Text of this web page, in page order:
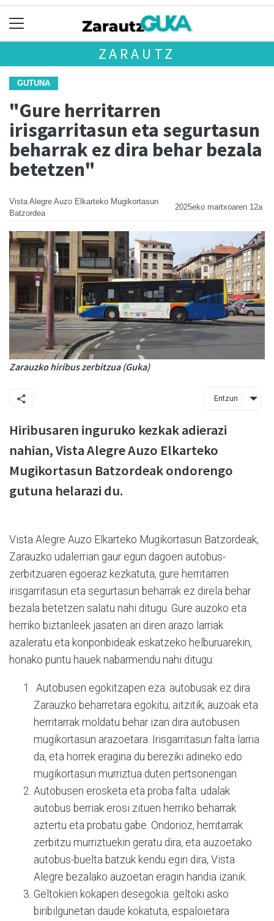
ZARAUTZ
GUTUNA
"Gure herritarren
irisgarritasun eta segurtasun
beharrak ez dira behar bezala
betetzen"
Vista Alegre Auzo Elkarteko Mugikortasun
Batzordea
2025eko martxoaren 12a
Zarauzko hiribus zerbitzua (Guka)
Entzun
Hiribusaren inguruko kezkak adierazi
nahian, Vista Alegre Auzo Elkarteko
Mugikortasun Batzordeak ondorengo
gutuna helarazi du.
Vista Alegre Auzo Elkarteko Mugikortasun Batzordeak,
Zarauzko udalerrian gaur egun dagoen autobus-
zerbitzuaren egoeraz kezkatuta, gure herritarren
irisgarritasun eta segurtasun beharrak ez direla behar
bezala betetzen salatu nahi ditugu. Gure auzoko eta
herriko biztanleek jasaten ari diren arazo larriak
azaleratu eta konponbideak eskatzeko helburuarekin,
honako puntu hauek nabarmendu nahi ditugu:
Autobusen egokitzapen eza: autobusak ez dira
Zarauzko beharretara egokitu; aitzitik, auzoak eta
herritarrak moldatu behar izan dira autobusen
mugikortasun arazoetara. Irisgarritasun falta larria
da, eta horrek eragina du bereziki adineko edo
mugikortasun murriztua duten pertsonengan.
Autobusen erosketa eta proba falta: udalak
autobus berriak erosi zituen herriko beharrak
aztertu eta probatu gabe. Ondorioz, herritarrak
zerbitzu murriztuekin geratu dira, eta auzoetako
autobus-buelta batzuk kendu egin dira, Vista
Alegre bezalako auzoetan eragin handia izanik.
Geltokien kokapen desegokia: geltoki asko
biribilgunetan daude kokatuta, espaloietara